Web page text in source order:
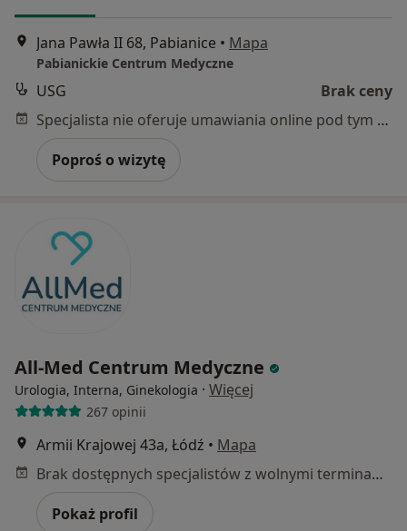
Jana Pawła II 68, Pabianice • Mapa
Pabianickie Centrum Medyczne
USG
Brak ceny
Specjalista nie oferuje umawiania online pod tym adresem.
Poproś o wizytę
All-Med Centrum Medyczne
Urologia, Interna, Ginekologia · Więcej
267 opinii
Armii Krajowej 43a, Łódź • Mapa
Brak dostępnych specjalistów z wolnymi terminami w tym centrum medycznym.
Pokaż profil